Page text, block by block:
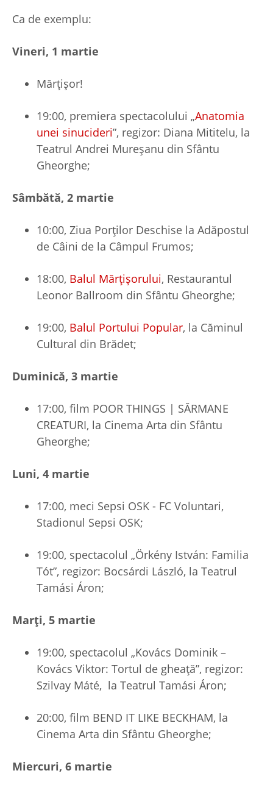
Ca de exemplu:
Vineri, 1 martie
Mărțișor!
19:00, premiera spectacolului „Anatomia
unei sinucideri”, regizor: Diana Mititelu, la
Teatrul Andrei Mureșanu din Sfântu
Gheorghe;
Sâmbătă, 2 martie
10:00, Ziua Porților Deschise la Adăpostul
de Câini de la Câmpul Frumos;
18:00, Balul Mărțișorului, Restaurantul
Leonor Ballroom din Sfântu Gheorghe;
19:00, Balul Portului Popular, la Căminul
Cultural din Brădet;
Duminică, 3 martie
17:00, film POOR THINGS | SĂRMANE
CREATURI, la Cinema Arta din Sfântu
Gheorghe;
Luni, 4 martie
17:00, meci Sepsi OSK - FC Voluntari,
Stadionul Sepsi OSK;
19:00, spectacolul „Örkény István: Familia
Tót”, regizor: Bocsárdi László, la Teatrul
Tamási Áron;
Marți, 5 martie
19:00, spectacolul „Kovács Dominik –
Kovács Viktor: Tortul de gheață”, regizor:
Szilvay Máté, la Teatrul Tamási Áron;
20:00, film BEND IT LIKE BECKHAM, la
Cinema Arta din Sfântu Gheorghe;
Miercuri, 6 martie